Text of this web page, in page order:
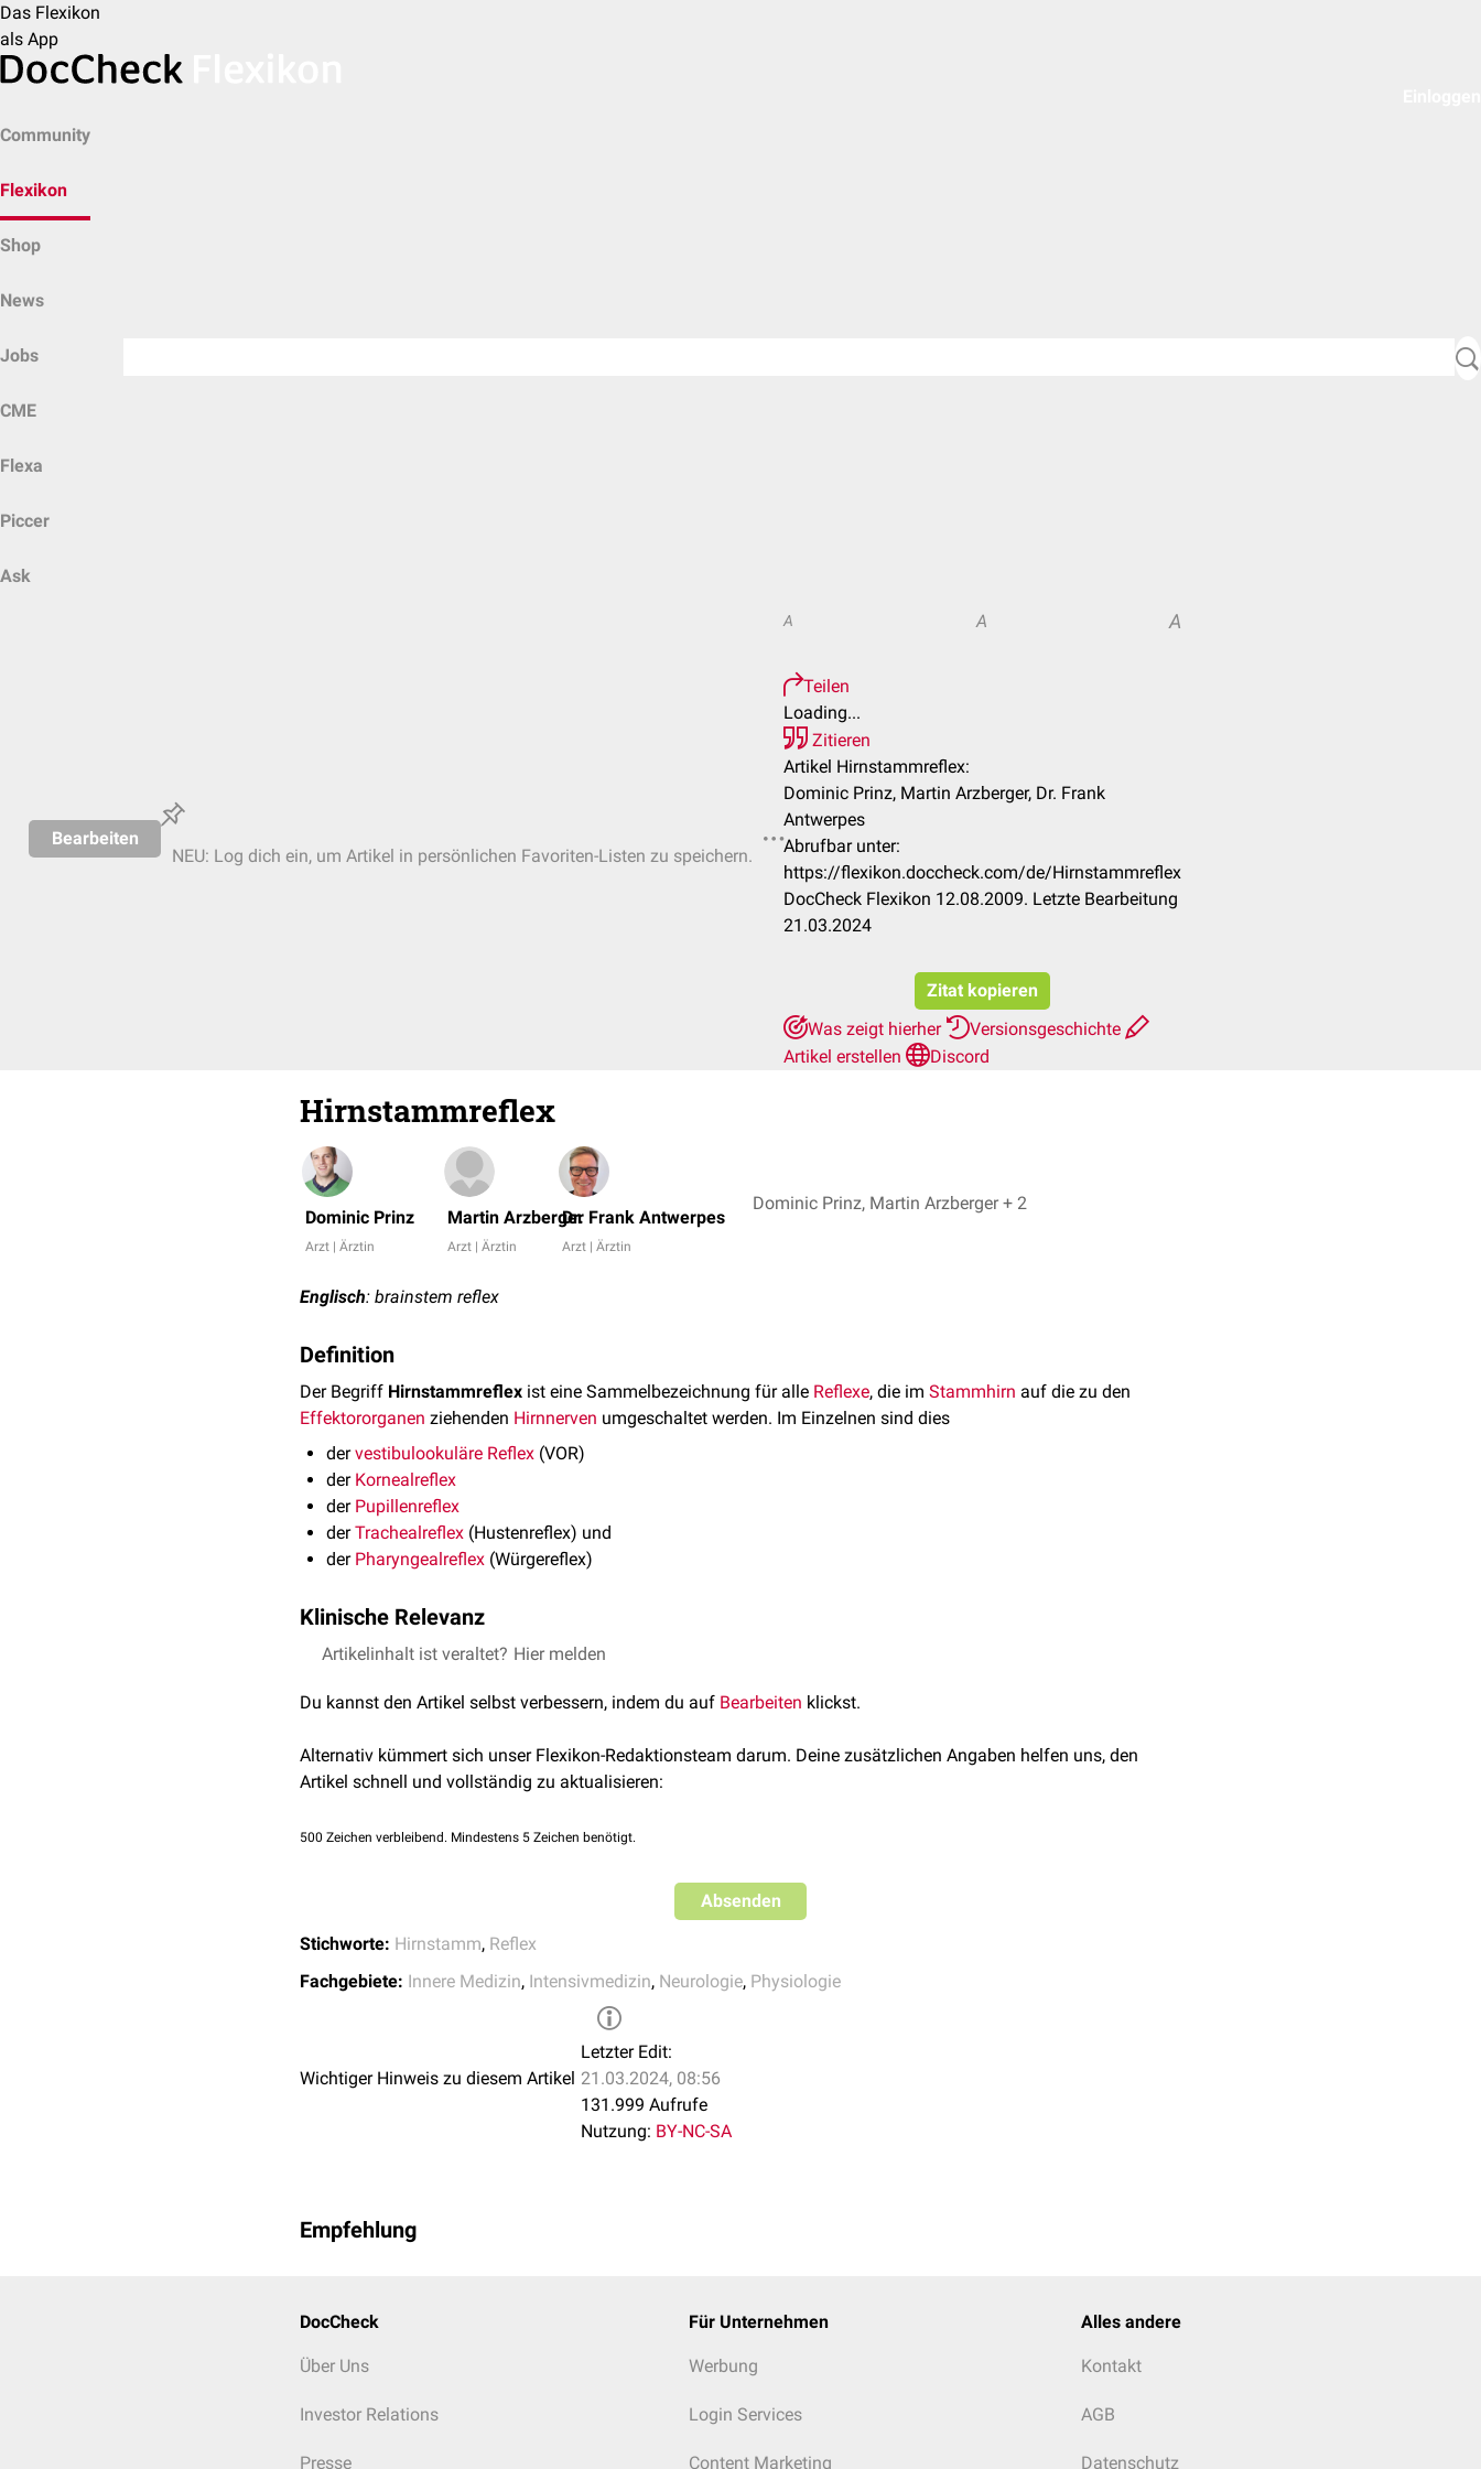
Das Flexikon
als App
Community
Flexikon
Shop
News
Jobs
CME
Flexa
Piccer
Ask
Bearbeiten
NEU: Log dich ein, um Artikel in persönlichen Favoriten-Listen zu speichern.
A A A
Teilen
Loading...
Zitieren
Artikel Hirnstammreflex:
Dominic Prinz, Martin Arzberger, Dr. Frank
Antwerpes
Abrufbar unter:
https://flexikon.doccheck.com/de/Hirnstammreflex
DocCheck Flexikon 12.08.2009. Letzte Bearbeitung
21.03.2024
Zitat kopieren
Was zeigt hierher
Versionsgeschichte
Artikel erstellen
Discord
Hirnstammreflex
Dominic Prinz
Arzt | Ärztin
Martin Arzberger
Arzt | Ärztin
Dr. Frank Antwerpes
Arzt | Ärztin
Dominic Prinz, Martin Arzberger + 2
Englisch: brainstem reflex
Definition
Der Begriff Hirnstammreflex ist eine Sammelbezeichnung für alle Reflexe, die im Stammhirn auf die zu den
Effektororganen ziehenden Hirnnerven umgeschaltet werden. Im Einzelnen sind dies
dervestibulookuläre Reflex (VOR)
der Kornealreflex
der Pupillenreflex
derTrachealreflex (Hustenreflex) und
der Pharyngealreflex (Würgereflex)
Klinische Relevanz
Die Überprüfung der Reflexe ermöglicht die Beurteilung der Stammhirnfunktion im Rahmen der
Artikelinhalt ist veraltet? Hier melden
Du kannst den Artikel selbst verbessern, indem du auf Bearbeiten klickst.
Alternativ kümmert sich unser Flexikon-Redaktionsteam darum. Deine zusätzlichen Angaben helfen uns, den
Artikel schnell und vollständig zu aktualisieren:
500 Zeichen verbleibend. Mindestens 5 Zeichen benötigt.
Absenden
Stichworte: Hirnstamm, Reflex
Fachgebiete: Innere Medizin, Intensivmedizin, Neurologie, Physiologie
Wichtiger Hinweis zu diesem Artikel
Letzter Edit:
21.03.2024, 08:56
131.999 Aufrufe
Nutzung: BY-NC-SA
Empfehlung
DocCheck
Über Uns
Investor Relations
Presse
Für Unternehmen
Werbung
Login Services
Content Marketing
Alles andere
Kontakt
AGB
Datenschutz